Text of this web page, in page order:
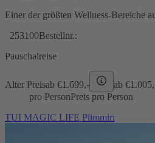
Einer der größten Wellness-Bereiche
253100Bestellnr.:
Pauschalreise
Alter Preisab €1.699,- ab €
pro PersonPreis pro Person
TUI MAGIC LIFE Plimmiri